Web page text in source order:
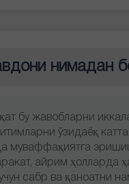
нимадан
бу жавобларни
ўзидаёқ
муваффақиятга
айрим ҳолларда
сабр ва қаноатни
Demo hisob ochish